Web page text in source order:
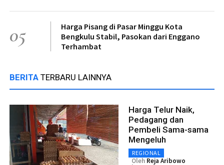
05
Harga Pisang di Pasar Minggu Kota
Bengkulu Stabil, Pasokan dari Enggano
Terhambat
BERITA TERBARU LAINNYA
Harga Telur Naik,
Pedagang dan
Pembeli Sama-sama
Mengeluh
REGIONAL
Oleh Reja Aribowo